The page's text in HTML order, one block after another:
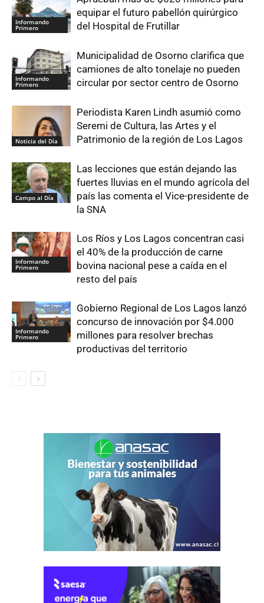
Informando
Primero
equipar el futuro pabellón quirúrgico
del Hospital de Frutillar
Informando
Primero
Municipalidad de Osorno clarifica que
camiones de alto tonelaje no pueden
circular por sector centro de Osorno
Noticia del Día
Periodista Karen Lindh asumió como
Seremi de Cultura, las Artes y el
Patrimonio de la región de Los Lagos
Campo al Día
Las lecciones que están dejando las
fuertes lluvias en el mundo agrícola del
país las comenta el Vice-presidente de
la SNA
Informando
Primero
Los Ríos y Los Lagos concentran casi
el 40% de la producción de carne
bovina nacional pese a caída en el
resto del país
Informando
Primero
Gobierno Regional de Los Lagos lanzó
concurso de innovación por $4.000
millones para resolver brechas
productivas del territorio